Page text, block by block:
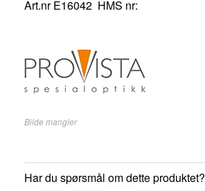
Art.nrE16042 HMS nr:
Bilde mangler
Har du spørsmål om dette produktet?